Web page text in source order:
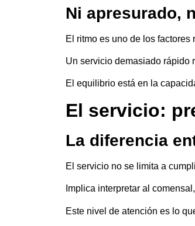
Ni apresurado,
El ritmo es uno de los factores
Un servicio demasiado rápido
El equilibrio está en la
El servicio:
La diferencia
El servicio no se limita a
Implica interpretar al
Este nivel de atención es lo